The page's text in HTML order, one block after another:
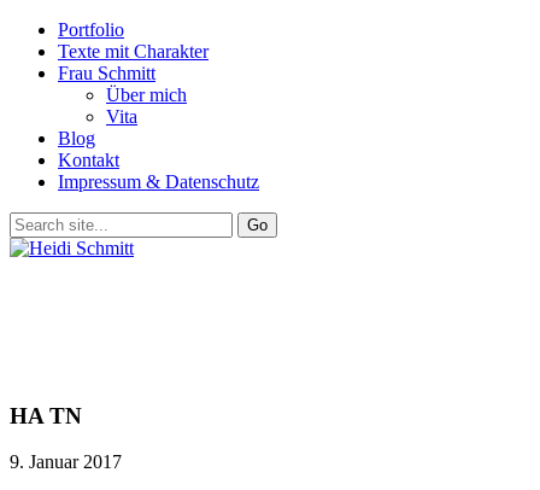
Portfolio
Texte mit Charakter
Frau Schmitt
Über mich
Vita
Blog
Kontakt
Impressum & Datenschutz
HA TN
9. Januar 2017